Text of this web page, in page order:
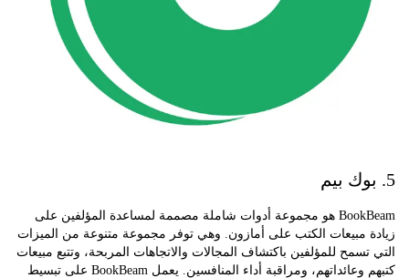
BookBeam هو مجموعة أدوات شاملة مصممة لمساعدة المؤلفين على
مبيعات الكتب على أمازون. وهي توفر مجموعة متنوعة من الميزات
للمؤلفين باكتشاف المجالات والاتجاهات المربحة، وتتبع مبيعات
كتبهم وعائداتهم، ومراقبة أداء المنافسين. يعمل BookBeam على تبسيط